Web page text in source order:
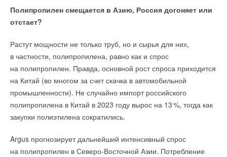
Полипропилен смещается в Азию, Россия догоняет или
отстает?
Растут мощности не только труб, но и сырья для них,
в частности, полипропилена, равно как и спрос
на полипропилен. Правда, основной рост спроса приходится
на Китай (во многом за счет скачка в автомобильной
промышленности). Не случайно импорт российского
полипропилена в Китай в 2023 году вырос на 13%, тогда как
закупки полиэтилена сократились.
Argus прогнозирует дальнейший интенсивный спрос
на полипропилен в Северо-Восточной Азии. Потребление
покрываться с помощью низкоуглеродных источников (см.
график).
Текст комментария